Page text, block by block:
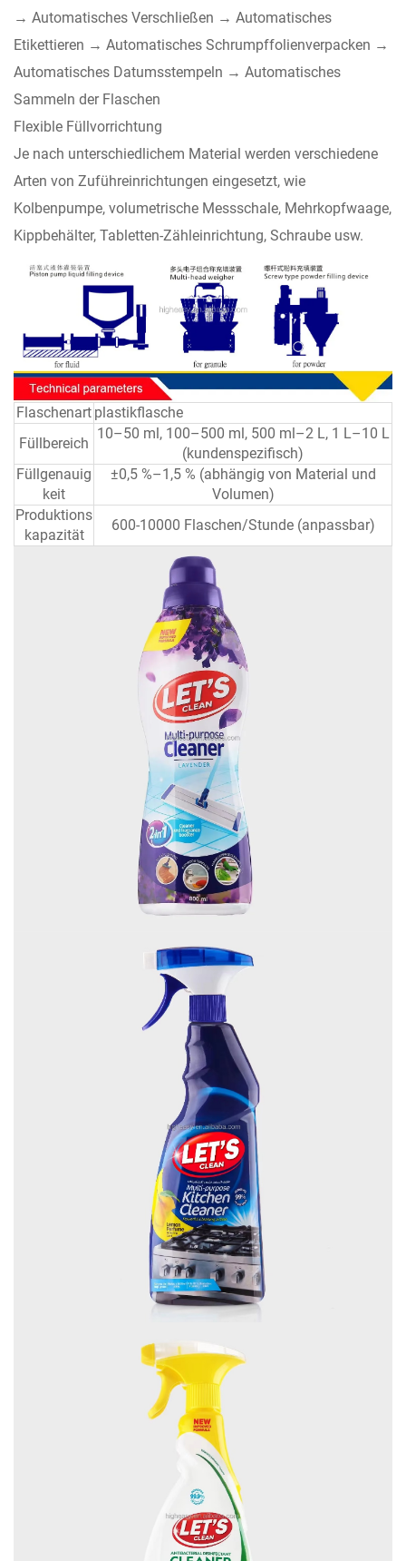
→ Automatisches Verschließen → Automatisches
Etikettieren → Automatisches Schrumpffolienverpacken →
Automatisches Datumsstempeln → Automatisches
Sammeln der Flaschen
Flexible Füllvorrichtung
Je nach unterschiedlichem Material werden verschiedene
Arten von Zuführeinrichtungen eingesetzt, wie
Kolbenpumpe, volumetrische Messschale, Mehrkopfwaage,
Kippbehälter, Tabletten-Zähleinrichtung, Schraube usw.
Flaschenart plastikflasche
Füllbereich
10–50 ml, 100–500 ml, 500 ml–2 L, 1 L–10 L
(kundenspezifisch)
Füllgenauig
keit
±0,5 %–1,5 % (abhängig von Material und
Volumen)
Produktions
kapazität
600-10000 Flaschen/Stunde (anpassbar)